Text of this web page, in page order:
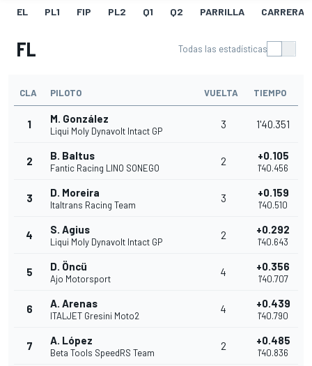
EL PL1 FIP PL2 Q1 Q2 PARRILLA CARRERA
FL Todas las estadísticas
CLA PILOTO VUELTA TIEMPO
1 M. González
Liqui Moly Dynavolt Intact GP
3 1'40.351
2 B. Baltus
Fantic Racing LINO SONEGO
2 +0.105
1'40.456
3 D. Moreira
Italtrans Racing Team
3 +0.159
1'40.510
4 S. Agius
Liqui Moly Dynavolt Intact GP
2 +0.292
1'40.643
5 D. Öncü
Ajo Motorsport
4 +0.356
1'40.707
6 A. Arenas
ITALJET Gresini Moto2
4 +0.439
1'40.790
7 A. López
Beta Tools SpeedRS Team
2 +0.485
1'40.836